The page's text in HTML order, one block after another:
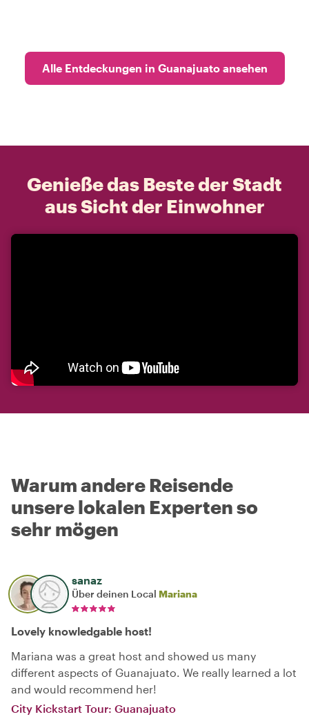
Alle Entdeckungen in Guanajuato ansehen
Genieße das Beste der Stadt
aus Sicht der Einwohner
Warum andere Reisende
unsere lokalen Experten so
sehr mögen
sanaz
Über deinen Local Mariana
Lovely knowledgable host!
Mariana was a great host and showed us many
different aspects of Guanajuato. We really learned a lot
and would recommend her!
City Kickstart Tour: Guanajuato